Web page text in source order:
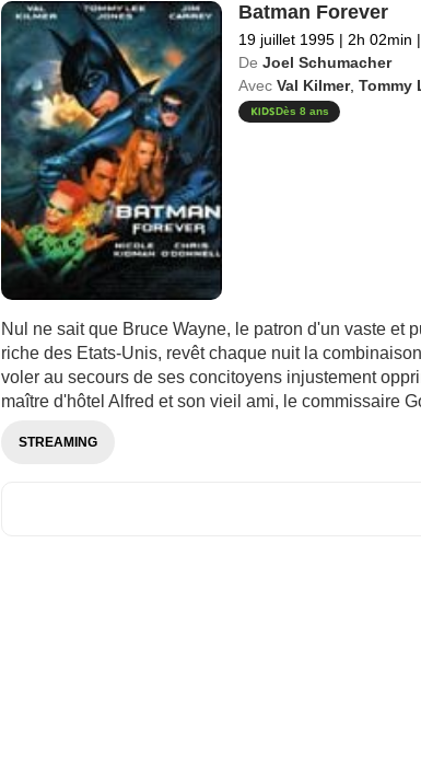
Batman Forever
19 juillet 1995 | 2h 02min |
De Joel Schumacher
Avec Val Kilmer, Tommy
Dès 8 ans
Nul ne sait que Bruce Wayne, le patron d'un vaste et
riche des Etats-Unis, revêt chaque nuit la
voler au secours de ses concitoyens injustement
maître d'hôtel Alfred et son vieil ami, le commissaire
STREAMING